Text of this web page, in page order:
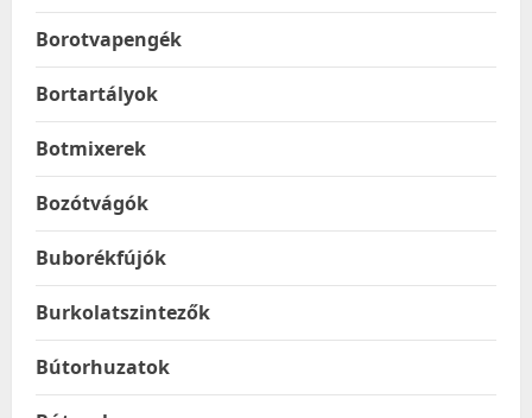
Borotvapengék
Bortartályok
Botmixerek
Bozótvágók
Buborékfújók
Burkolatszintezők
Bútorhuzatok